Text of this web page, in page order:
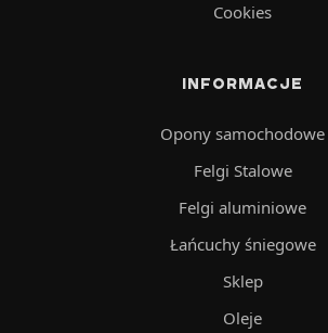
Cookies
INFORMACJE
Opony samochodowe
Felgi Stalowe
Felgi aluminiowe
Łańcuchy śniegowe
Sklep
Oleje